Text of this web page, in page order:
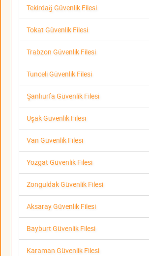
Tekirdağ Güvenlik Filesi
Tokat Güvenlik Filesi
Trabzon Güvenlik Filesi
Tunceli Güvenlik Filesi
Şanlıurfa Güvenlik Filesi
Uşak Güvenlik Filesi
Van Güvenlik Filesi
Yozgat Güvenlik Filesi
Zonguldak Güvenlik Filesi
Aksaray Güvenlik Filesi
Bayburt Güvenlik Filesi
Karaman Güvenlik Filesi